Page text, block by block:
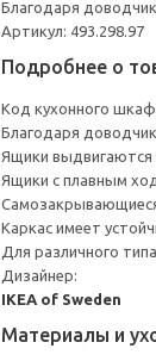
Благодаря
Артикул: 493.298.97
Подробнее о
Код кухонного
Благодаря
Ящики выдвигаются
Ящики с плавным
Каркас имеет
Для различного
Дизайнер:
IKEA of Sweden
Материалы и